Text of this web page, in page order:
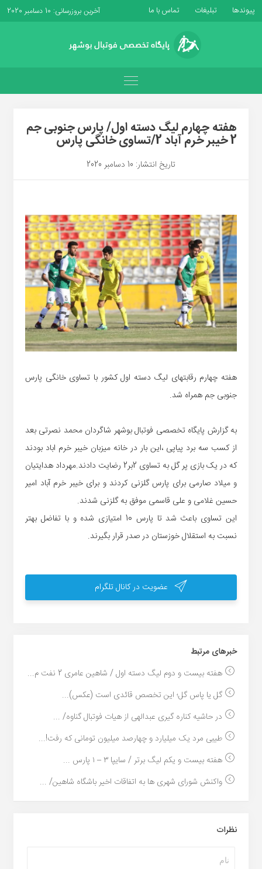
پیوندها تبلیغات تماس با ما آخرین بروزرسانی: 10 دسامبر 2020
هفته چهارم لیگ دسته اول/ پارس جنوبی جم
2 خیبر خرم آباد 2/تساوی خانگی پارس
تاریخ انتشار: 10 دسامبر 2020
هفته چهارم رقابتهای لیگ دسته اول کشور با تساوی خانگی پارس
جنوبی جم همراه شد.
به گزارش پایگاه تخصصی فوتبال بوشهر شاگردان محمد نصرتی بعد
از کسب سه برد پیاپی ،این بار در خانه میزبان خیبر خرم اباد بودند
که در یک بازی پر گل به تساوی 2بر2 رضایت دادند.مهرداد هدایتیان
و میلاد صارمی برای پارس گلزنی کردند و برای خیبر خرم آباد امیر
حسین غلامی و علی قاسمی موفق به گلزنی شدند.
این تساوی باعث شد تا پارس 10 امتیازی شده و با تفاضل بهتر
نسبت به استقلال خوزستان در صدر قرار بگیرند.
عضویت در کانال تلگرام
خبر‌های مرتبط
هفته بیست و دوم لیگ دسته اول / شاهین عامری 2 نفت م...
گل یا پاس گل؛ این تخصص قائدی است (عکس)...
در حاشیه کناره گیری عبدالهی از هیات فوتبال گناوه/ ...
طیبی مرد یک میلیارد و چهارصد میلیون تومانی که رفت!...
هفته بیست و یکم لیگ برتر / سایپا ۳ – ۱ پارس ...
واکنش شورای شهری ها به اتفاقات اخیر باشگاه شاهین/ ...
نظرات